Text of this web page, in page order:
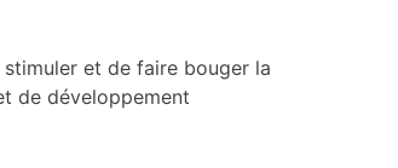
et de faire bouger la
de développement